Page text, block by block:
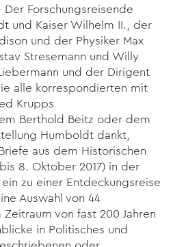
Der Forschungsreisende
und Kaiser Wilhelm II., der
und der Physiker Max
Stresemann und Willy
und der Dirigent
alle korrespondierten mit
Krupps
Berthold Beitz oder dem
Humboldt dankt,
aus dem Historischen
8. Oktober 2017) in der
zu einer Entdeckungsreise
Auswahl von 44
von fast 200 Jahren
in Politisches und